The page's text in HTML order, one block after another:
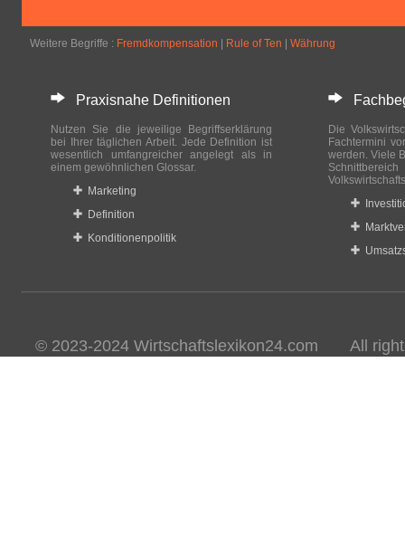
Weitere Begriffe : Fremdkompensation Rule of Ten Währung
Praxisnahe Definitionen
Nutzen Sie die jeweilige Begriffserklärung
bei Ihrer täglichen Arbeit. Jede Definition ist
wesentlich umfangreicher angelegt als in
einem gewöhnlichen Glossar.
Marketing
Definition
Konditionenpolitik
Die
Fachtermini
werden. Viele
© 2023-2024 Wirtschaftslexikon24.com All